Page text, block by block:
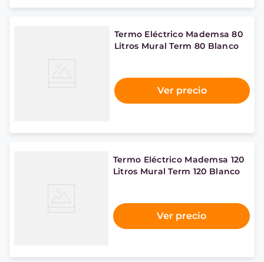
Termo Eléctrico Mademsa 80
Litros Mural Term 80 Blanco
Ver precio
Termo Eléctrico Mademsa 120
Litros Mural Term 120 Blanco
Ver precio